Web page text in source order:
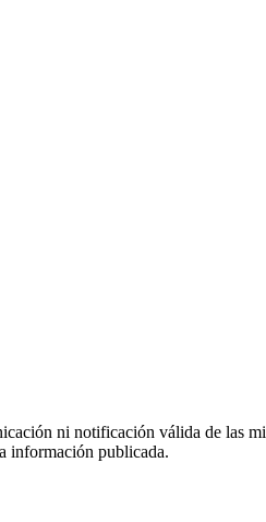
ni notificación válida de las
información publicada.